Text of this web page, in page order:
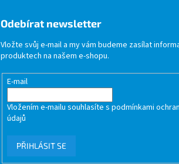
Odebírat newsletter
Vložte svůj e-mail a my vám budeme zasílat
produktech na našem e-shopu.
E-mail
Vložením e-mailu souhlasíte spodmínkami
údajů
PŘIHLÁSIT SE